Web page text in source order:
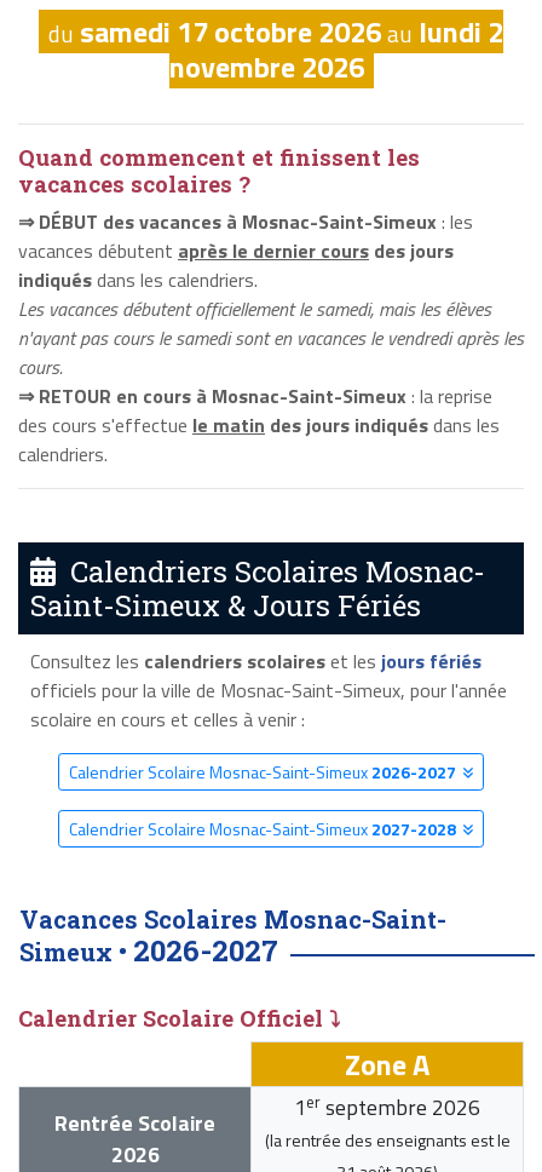
du samedi 17 octobre 2026au lundi 2
novembre 2026
Quand commencent et finissent les
vacances scolaires ?
⇒ DÉBUT des vacances à Mosnac-Saint-Simeux : les
vacances débutent après le dernier cours des jours
indiquésdans les calendriers.
Les vacances débutent officiellement le samedi, mais les élèves
n'ayant pas cours le samedi sont en vacances le vendredi après les
cours.
⇒ RETOUR en cours à Mosnac-Saint-Simeux : la reprise
des cours s'effectue le matin des jours indiquésdans les
calendriers.
Calendriers Scolaires Mosnac-
Saint-Simeux & Jours Fériés
Consultez les calendriers scolaireset les jours fériés
officiels pour la ville de Mosnac-Saint-Simeux, pour l'année
scolaire en cours et celles à venir :
Calendrier Scolaire Mosnac-Saint-Simeux2026-2027
Calendrier Scolaire Mosnac-Saint-Simeux2027-2028
Vacances Scolaires Mosnac-Saint-
Simeux • 2026-2027
Calendrier Scolaire Officiel ⤵
Zone A
Rentrée Scolaire
2026
1 er septembre 2026
(la rentrée des enseignants est le